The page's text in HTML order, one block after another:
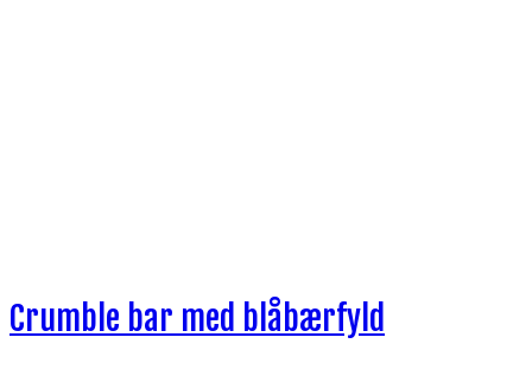
Crumble bar med blåbærfyld